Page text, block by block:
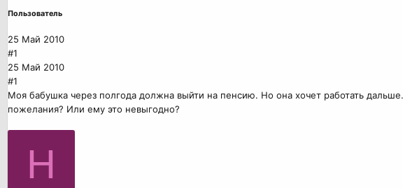
Пользователь
25 Май 2010
#1
25 Май 2010
#1
Моя бабушка через полгода должна выйти на пенсию. Но она хочет работать
пожелания? Или ему это невыгодно?
H